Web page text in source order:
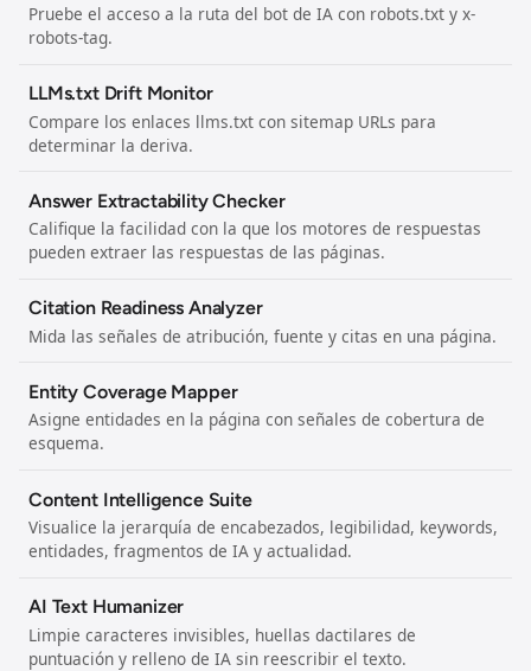
Pruebe el acceso a la ruta del bot de IA con robots.txt y x-
robots-tag.
LLMs.txt Drift Monitor
Compare los enlaces llms.txt con sitemap URLs para
determinar la deriva.
Answer Extractability Checker
Califique la facilidad con la que los motores de respuestas
pueden extraer las respuestas de las páginas.
Citation Readiness Analyzer
Mida las señales de atribución, fuente y citas en una página.
Entity Coverage Mapper
Asigne entidades en la página con señales de cobertura de
esquema.
Content Intelligence Suite
Visualice la jerarquía de encabezados, legibilidad, keywords,
entidades, fragmentos de IA y actualidad.
AI Text Humanizer
Limpie caracteres invisibles, huellas dactilares de
puntuación y relleno de IA sin reescribir el texto.